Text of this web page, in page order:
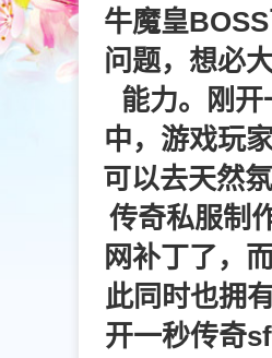
牛魔皇
问题，想必
能力。刚
中，游戏玩
可以去天然
传奇私服制
网补丁了，
此同时也拥
开一秒传奇